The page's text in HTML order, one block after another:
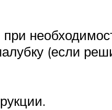
при
(если